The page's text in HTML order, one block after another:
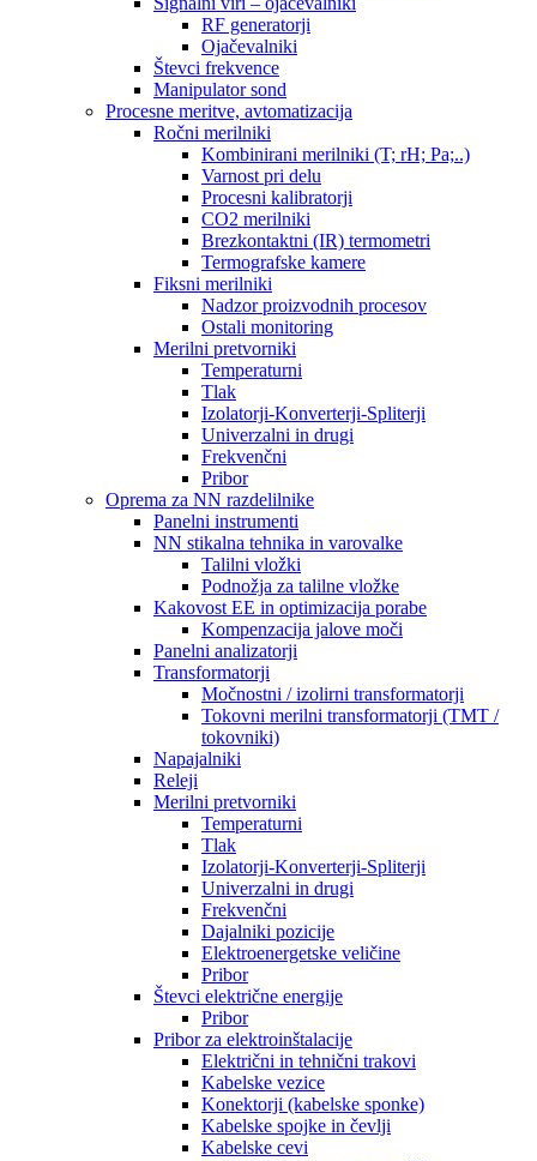
RF generatorji
Ojačevalniki
Števci frekvence
Manipulator sond
Procesne meritve, avtomatizacija
Ročni merilniki
Kombinirani merilniki (T; rH; Pa;..)
Varnost pri delu
Procesni kalibratorji
CO2 merilniki
Brezkontaktni (IR) termometri
Termografske kamere
Fiksni merilniki
Nadzor proizvodnih procesov
Ostali monitoring
Merilni pretvorniki
Temperaturni
Tlak
Izolatorji-Konverterji-Spliterji
Univerzalni in drugi
Frekvenčni
Pribor
Oprema za NN razdelilnike
Panelni instrumenti
NN stikalna tehnika in varovalke
Talilni vložki
Podnožja za talilne vložke
Kakovost EE in optimizacija porabe
Kompenzacija jalove moči
Panelni analizatorji
Transformatorji
Močnostni / izolirni transformatorji
Tokovni merilni transformatorji (TMT /
tokovniki)
Napajalniki
Releji
Merilni pretvorniki
Temperaturni
Tlak
Izolatorji-Konverterji-Spliterji
Univerzalni in drugi
Frekvenčni
Dajalniki pozicije
Elektroenergetske veličine
Pribor
Števci električne energije
Pribor
Pribor za elektroinštalacije
Električni in tehnični trakovi
Kabelske vezice
Konektorji (kabelske sponke)
Kabelske spojke in čevlji
Kabelske cevi